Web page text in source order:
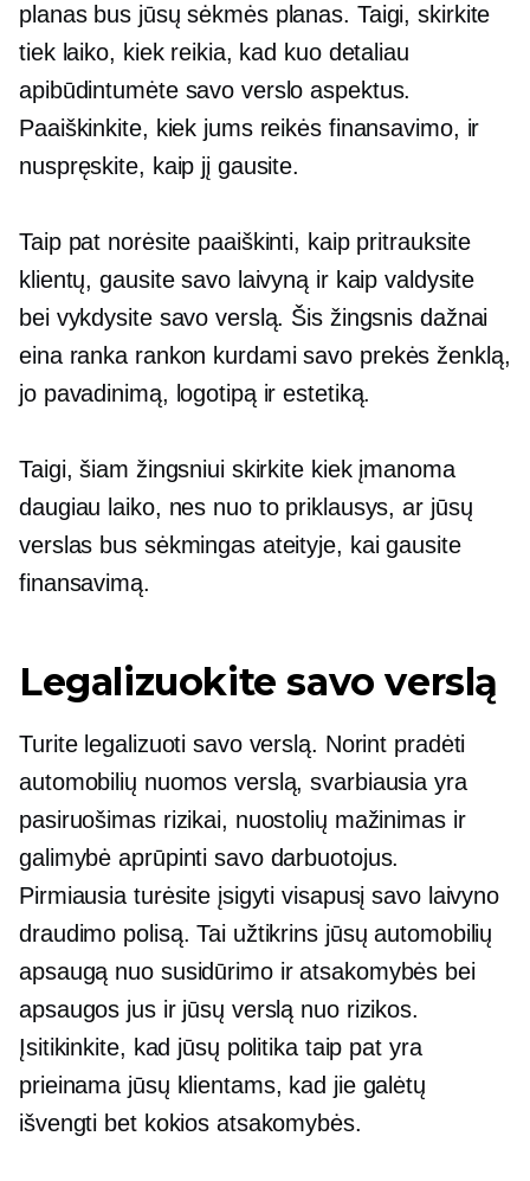
planas bus jūsų sėkmės planas. Taigi, skirkite
tiek laiko, kiek reikia, kad kuo detaliau
apibūdintumėte savo verslo aspektus.
Paaiškinkite, kiek jums reikės finansavimo, ir
nuspręskite, kaip jį gausite.
Taip pat norėsite paaiškinti, kaip pritrauksite
klientų, gausite savo laivyną ir kaip valdysite
bei vykdysite savo verslą. Šis žingsnis dažnai
eina ranka rankon kurdami savo prekės ženklą,
jo pavadinimą, logotipą ir estetiką.
Taigi, šiam žingsniui skirkite kiek įmanoma
daugiau laiko, nes nuo to priklausys, ar jūsų
verslas bus sėkmingas ateityje, kai gausite
finansavimą.
Legalizuokite savo verslą
Turite legalizuoti savo verslą. Norint pradėti
automobilių nuomos verslą, svarbiausia yra
pasiruošimas rizikai, nuostolių mažinimas ir
galimybė aprūpinti savo darbuotojus.
Pirmiausia turėsite įsigyti visapusį savo laivyno
draudimo polisą. Tai užtikrins jūsų automobilių
apsaugą nuo susidūrimo ir atsakomybės bei
apsaugos jus ir jūsų verslą nuo rizikos.
Įsitikinkite, kad jūsų politika taip pat yra
prieinama jūsų klientams, kad jie galėtų
išvengti bet kokios atsakomybės.